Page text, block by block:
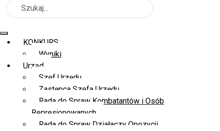
Szukaj
KONKURS
Wyniki
Urząd
Szef Urzędu
Zastępca Szefa Urzędu
Rada do Spraw Kombatantów i Osób
Represjonowanych
Rada do Spraw Działaczy Opozycji